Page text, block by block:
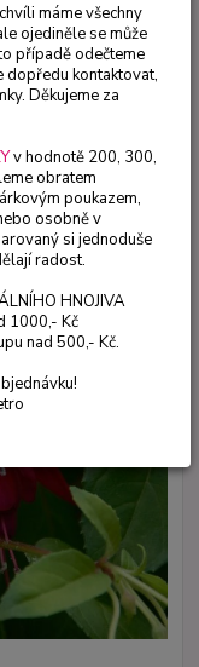
1 ks
-
máme všechny
ojediněle se může
případě odečteme
dopředu kontaktovat,
Děkujeme za
v hodnotě 200, 300,
obratem
poukazem,
osobně v
si jednoduše
radost.
HNOJIVA
1000,- Kč
nad 500,- Kč.